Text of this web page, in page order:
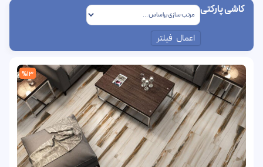
کاشی پارکتی
اعمال فیلتر
%13